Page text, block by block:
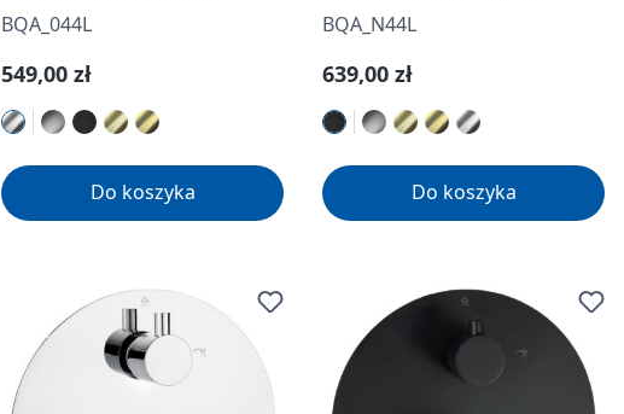
BQA_044L
Cena regularna:
549,00 zł
Do koszyka
BQA_N44L
Cena regularna:
639,00 zł
Do koszyka